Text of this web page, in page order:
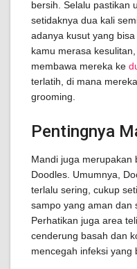
bersih. Selalu pastikan
setidaknya dua kali
adanya kusut yang
kamu merasa
membawa mereka ke
terlatih, di mana
grooming.
Pentingnya
Mandi juga merupakan
Doodles. Umumnya,
terlalu sering, cukup
sampo yang aman dan
Perhatikan juga area
cenderung basah dan
mencegah infeksi yang